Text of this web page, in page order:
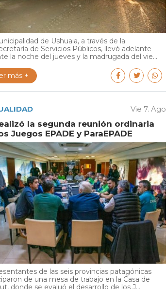
de Ushuaia, a través de la
de Servicios Públicos, llevó adelante
la noche del jueves y la madrugada del vie...
más +
Vie 7. Ago
la segunda reunión ordinaria
Juegos EPADE y ParaEPADE
de las seis provincias patagónicas
de una mesa de trabajo en la Casa de
donde se evaluó el desarrollo de los J...